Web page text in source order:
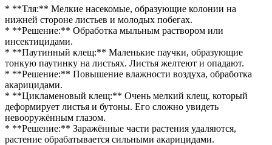
* **Тля:** Мелкие насекомые, образующие колонии на
нижней стороне листьев и молодых побегах.
* **Решение:** Обработка мыльным раствором или
инсектицидами.
* **Паутинный клещ:** Маленькие паучки, образующие
тонкую паутинку на листьях. Листья желтеют и опадают.
* **Решение:** Повышение влажности воздуха, обработка
акарицидами.
* **Цикламеновый клещ:** Очень мелкий клещ, который
деформирует листья и бутоны. Его сложно увидеть
невооружённым глазом.
* **Решение:** Заражённые части растения удаляются,
растение обрабатывается сильными акарицидами.